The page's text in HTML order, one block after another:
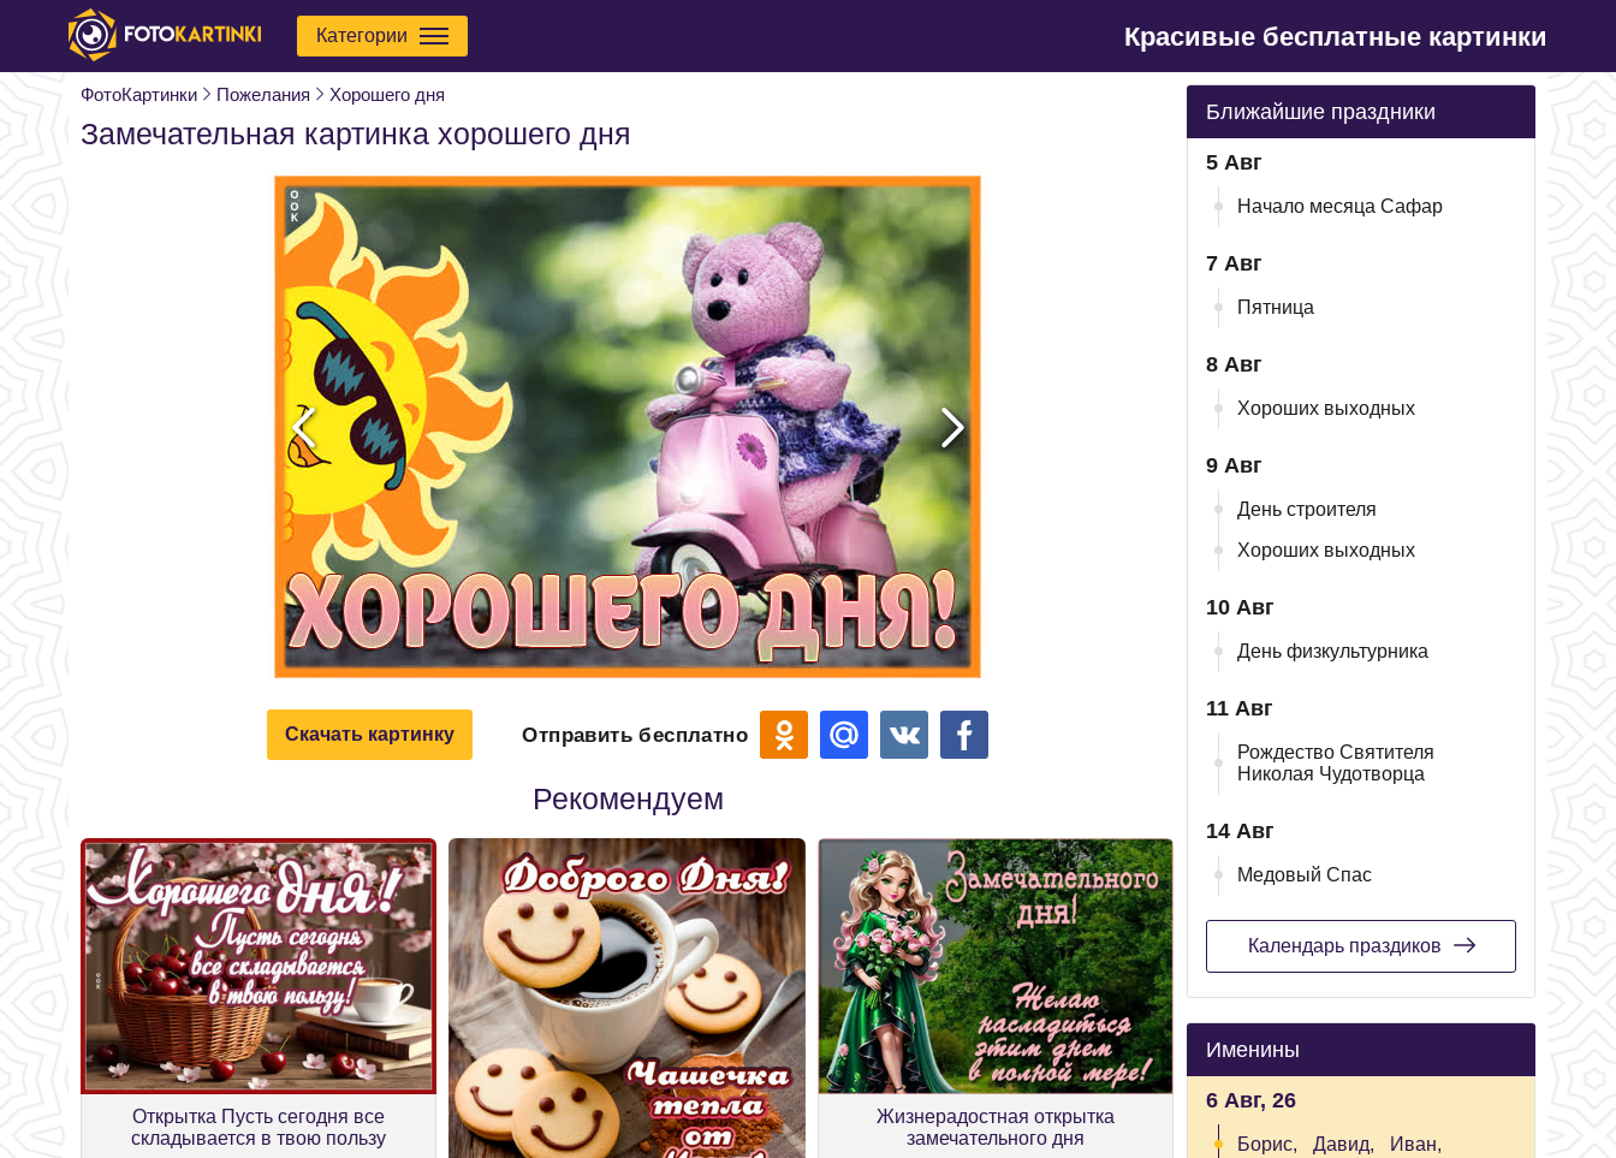
Категории Красивые бесплатные картинки
ФотоКартинки Пожелания Хорошего дня
Замечательная картинка хорошего дня
Скачать картинку Отправить бесплатно
Рекомендуем
Открытка Пусть сегодня все
складывается в твою пользу
Жизнерадостная открытка
замечательного дня
Ближайшие праздники
5 Авг
Начало месяца Сафар
7 Авг
Пятница
8 Авг
Хороших выходных
9 Авг
День строителя
Хороших выходных
10 Авг
День физкультурника
11 Авг
Рождество Святителя
Николая Чудотворца
14 Авг
Медовый Спас
Календарь праздиков
Именины
6 Авг, 26
Борис, Давид,
Иван,